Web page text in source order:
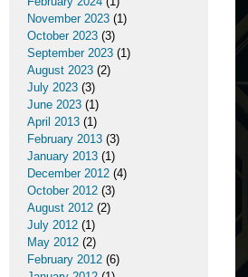
November 2023 (1)
October 2023 (3)
September 2023 (1)
August 2023 (2)
July 2023 (3)
June 2023 (1)
April 2013 (1)
February 2013 (3)
January 2013 (1)
December 2012 (4)
October 2012 (3)
August 2012 (2)
July 2012 (1)
May 2012 (2)
February 2012 (6)